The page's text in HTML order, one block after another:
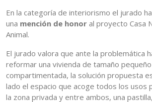
En la categoría de interiorismo el jurado
una mención de honor al proyecto Casa
Animal.
El jurado valora que ante la problemática
reformar una vivienda de tamaño
compartimentada, la solución propuesta
lado el espacio que acoge todos los usos
la zona privada y entre ambos, una